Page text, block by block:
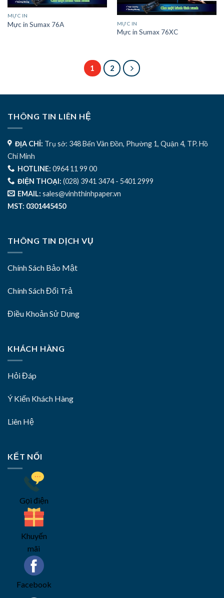
MỰC IN
Mực in Sumax 76A MỰC IN
Mực in Sumax 76XC
1 2
THÔNG TIN LIÊN HỆ
ĐỊA CHỈ: Trụ sở: 348 Bến Vân Đồn, Phường 1, Quận 4, TP. Hồ
Chí Minh
HOTLINE: 0964 11 99 00
ĐIỆN THOẠI: (028) 3941 3474 - 5401 2999
EMAIL: sales@vinhthinhpaper.vn
MST: 0301445450
THÔNG TIN DỊCH VỤ
Chính Sách Bảo Mật
Chính Sách Đổi Trả
Điều Khoản Sử Dụng
KHÁCH HÀNG
Hỏi Đáp
Ý Kiến Khách Hàng
Liên Hệ
KẾT NỐI
Gọi điện
Khuyến
mãi
Facebook